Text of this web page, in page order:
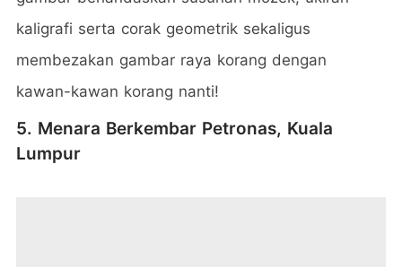
kaligrafi serta corak geometrik sekaligus
membezakan gambar raya korang dengan
kawan-kawan korang nanti!
5. Menara Berkembar Petronas, Kuala
Lumpur